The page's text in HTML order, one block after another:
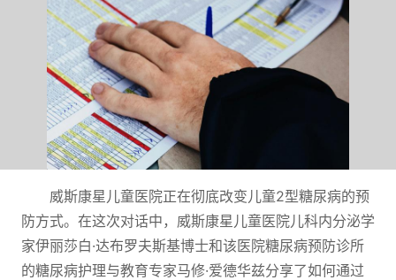
威斯康星儿童医院正在彻底改变儿童2型糖尿病的预
防方式。在这次对话中，威斯康星儿童医院儿科内分泌学
家伊丽莎白·达布罗夫斯基博士和该医院糖尿病预防诊所
的糖尿病护理与教育专家马修·爱德华兹分享了如何通过